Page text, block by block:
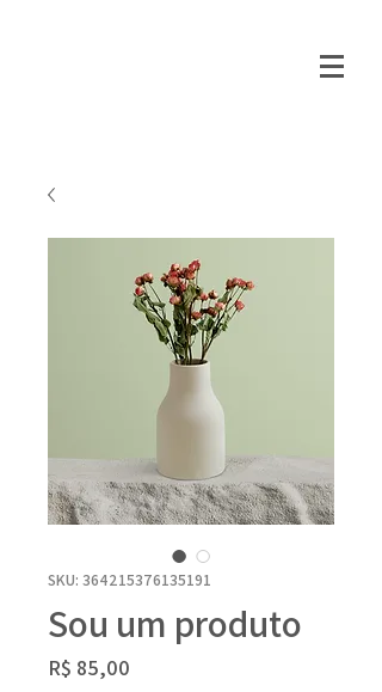
SKU: 364215376135191
Sou um produto
R$ 85,00